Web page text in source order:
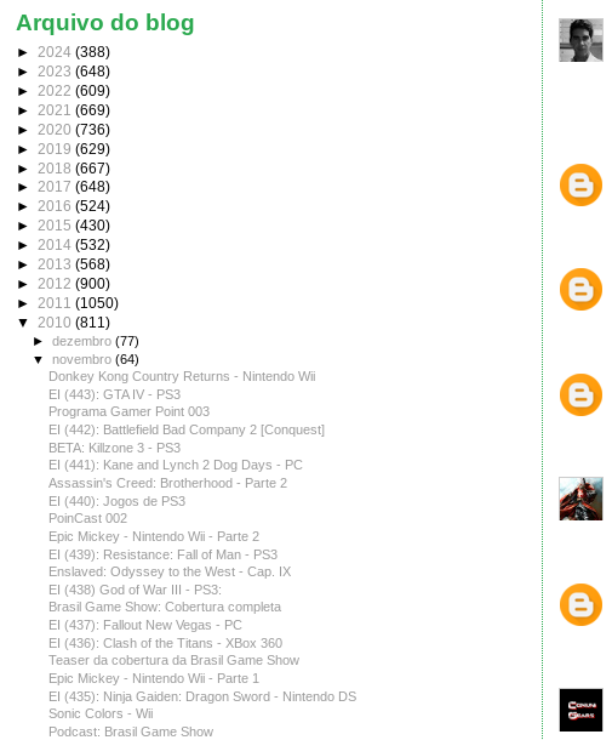
Arquivo do blog
► 2024 (388)
► 2023 (648)
► 2022 (609)
► 2021 (669)
► 2020 (736)
► 2019 (629)
► 2018 (667)
► 2017 (648)
► 2016 (524)
► 2015 (430)
► 2014 (532)
► 2013 (568)
► 2012 (900)
► 2011 (1050)
▼ 2010 (811)
►dezembro(77)
▼novembro(64)
Donkey Kong Country Returns - Nintendo Wii
EI (443): GTA IV - PS3
Programa Gamer Point 003
EI (442): Battlefield Bad Company 2 [Conquest]
BETA: Killzone 3 - PS3
EI (441): Kane and Lynch 2 Dog Days - PC
Assassin's Creed: Brotherhood - Parte 2
EI (440): Jogos de PS3
PoinCast 002
Epic Mickey - Nintendo Wii - Parte 2
EI (439): Resistance: Fall of Man - PS3
Enslaved: Odyssey to the West - Cap. IX
EI (438) God of War III - PS3:
Brasil Game Show: Cobertura completa
EI (437): Fallout New Vegas - PC
EI (436): Clash of the Titans - XBox 360
Teaser da cobertura da Brasil Game Show
Epic Mickey - Nintendo Wii - Parte 1
EI (435): Ninja Gaiden: Dragon Sword - Nintendo DS
Sonic Colors - Wii
Podcast: Brasil Game Show